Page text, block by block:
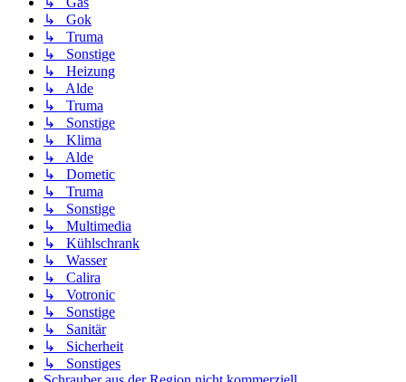
↳ Gok
↳ Truma
↳ Sonstige
↳ Heizung
↳ Alde
↳ Truma
↳ Sonstige
↳ Klima
↳ Alde
↳ Dometic
↳ Truma
↳ Sonstige
↳ Multimedia
↳ Kühlschrank
↳ Wasser
↳ Calira
↳ Votronic
↳ Sonstige
↳ Sanitär
↳ Sicherheit
↳ Sonstiges